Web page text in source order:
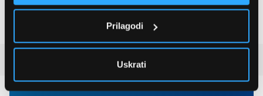
Prilagodi
Uskrati
504,99 EUR
(06008A7800)
463,99 EUR